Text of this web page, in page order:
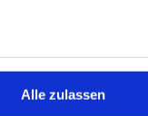
Alle zulassen